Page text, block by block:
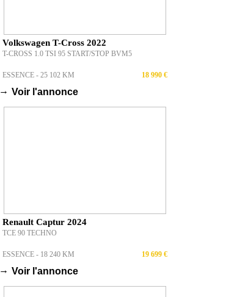
Volkswagen T-Cross 2022
T-CROSS 1.0 TSI 95 START/STOP BVM5
ESSENCE - 25 102 KM 18 990 €
→ Voir l'annonce
Renault Captur 2024
TCE 90 TECHNO
ESSENCE - 18 240 KM 19 699 €
→ Voir l'annonce